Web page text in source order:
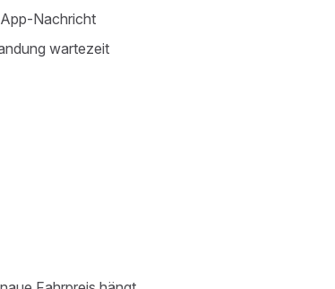
Nachricht
wartezeit